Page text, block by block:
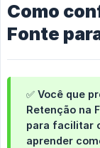
Como
Fonte
✅ Você que
Retenção na
para facilitar
aprender